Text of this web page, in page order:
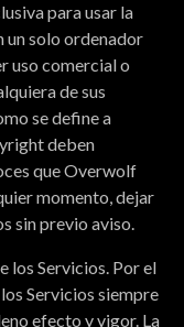
para usar la
un solo ordenador
uso comercial o
de sus
se define a
deben
que Overwolf
momento, dejar
sin previo aviso.
los Servicios. Por el
Servicios siempre
efecto y vigor. La